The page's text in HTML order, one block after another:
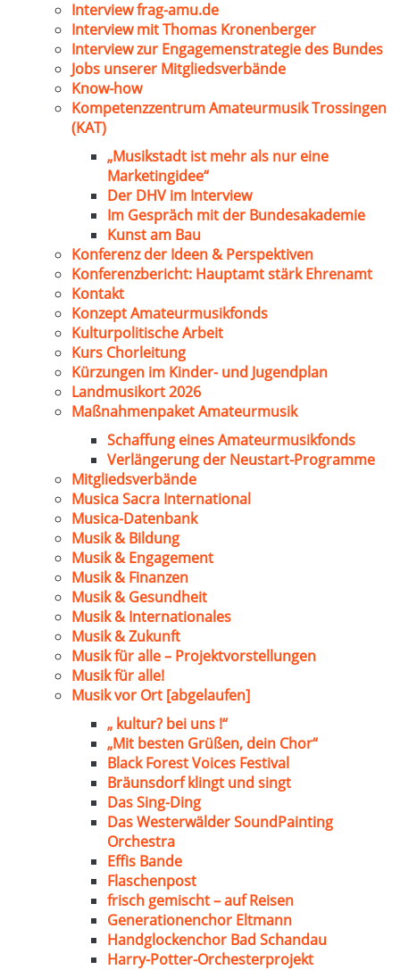
Interview frag-amu.de
Interview mit Thomas Kronenberger
Interview zur Engagemenstrategie des Bundes
Jobs unserer Mitgliedsverbände
Know-how
Kompetenzzentrum Amateurmusik Trossingen
(KAT)
„Musikstadt ist mehr als nur eine
Marketingidee“
Der DHV im Interview
Im Gespräch mit der Bundesakademie
Kunst am Bau
Konferenz der Ideen & Perspektiven
Konferenzbericht: Hauptamt stärk Ehrenamt
Kontakt
Konzept Amateurmusikfonds
Kulturpolitische Arbeit
Kurs Chorleitung
Kürzungen im Kinder- und Jugendplan
Landmusikort 2026
Maßnahmenpaket Amateurmusik
Schaffung eines Amateurmusikfonds
Verlängerung der Neustart-Programme
Mitgliedsverbände
Musica Sacra International
Musica-Datenbank
Musik & Bildung
Musik & Engagement
Musik & Finanzen
Musik & Gesundheit
Musik & Internationales
Musik & Zukunft
Musik für alle – Projektvorstellungen
Musik für alle!
Musik vor Ort [abgelaufen]
„ kultur? bei uns !“
„Mit besten Grüßen, dein Chor“
Black Forest Voices Festival
Bräunsdorf klingt und singt
Das Sing-Ding
Das Westerwälder SoundPainting
Orchestra
Effis Bande
Flaschenpost
frisch gemischt – auf Reisen
Generationenchor Eltmann
Handglockenchor Bad Schandau
Harry-Potter-Orchesterprojekt